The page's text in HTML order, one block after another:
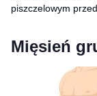
piszczelowym
Mięsień